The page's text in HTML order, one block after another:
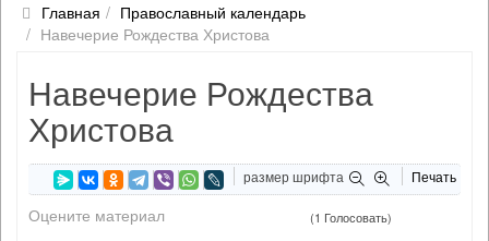
Главная
Православный календарь
Навечерие Рождества Христова
Навечерие Рождества
Христова
размер шрифта Печать
Оцените материал (1 Голосовать)